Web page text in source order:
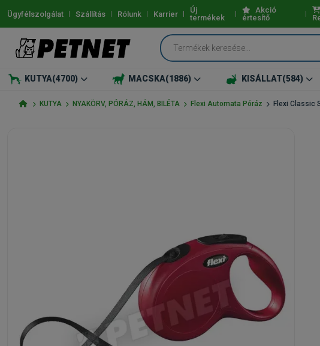
Ügyfélszolgálat Szállítás Rólunk Karrier
Új
termékek
Akció
értesítő
KUTYA(4700) MACSKA(1886) KISÁLLAT(584)
KUTYA NYAKÖRV, PÓRÁZ, HÁM, BILÉTA Flexi Automata Póráz Flexi Classic